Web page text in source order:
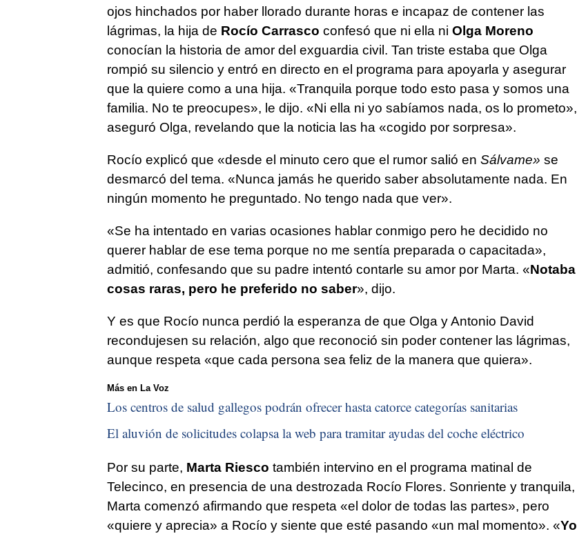
ojos hinchados por haber llorado durante horas e incapaz de contener las
lágrimas, la hija de Rocío Carrasco confesó que ni ella ni Olga Moreno
conocían la historia de amor del exguardia civil. Tan triste estaba que Olga
rompió su silencio y entró en directo en el programa para apoyarla y asegurar
que la quiere como a una hija. «Tranquila porque todo esto pasa y somos una
familia. No te preocupes», le dijo. «Ni ella ni yo sabíamos nada, os lo prometo»,
aseguró Olga, revelando que la noticia las ha «cogido por sorpresa».
Rocío explicó que «desde el minuto cero que el rumor salió en Sálvame» se
desmarcó del tema. «Nunca jamás he querido saber absolutamente nada. En
ningún momento he preguntado. No tengo nada que ver».
«Se ha intentado en varias ocasiones hablar conmigo pero he decidido no
querer hablar de ese tema porque no me sentía preparada o capacitada»,
admitió, confesando que su padre intentó contarle su amor por Marta. «Notaba
cosas raras, pero he preferido no saber», dijo.
Y es que Rocío nunca perdió la esperanza de que Olga y Antonio David
recondujesen su relación, algo que reconoció sin poder contener las lágrimas,
aunque respeta «que cada persona sea feliz de la manera que quiera».
Más en La Voz
Los centros de salud gallegos podrán ofrecer hasta catorce categorías sanitarias
El aluvión de solicitudes colapsa la web para tramitar ayudas del coche eléctrico
Por su parte, Marta Riesco también intervino en el programa matinal de
Telecinco, en presencia de una destrozada Rocío Flores. Sonriente y tranquila,
Marta comenzó afirmando que respeta «el dolor de todas las partes», pero
«quiere y aprecia» a Rocío y siente que esté pasando «un mal momento». «Yo